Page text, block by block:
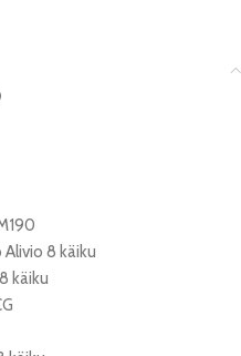
8 käiku
käiku